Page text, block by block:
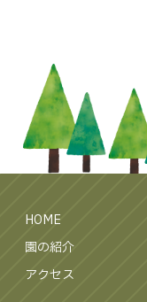
HOME
園の紹介
アクセス